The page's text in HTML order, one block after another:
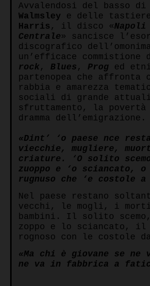
Avvalendosi del basso di
Walmsley e delle
Harris , il disco «Napoli
Centrale» sancisce
discografico
un’efficace commistione
rock , Blues , Prog ed
partenopea che affronta
rabbia e amarezza
sociali di grande
sfruttamento, la
dramma dell’emigrazione.
«Dint’ ‘o paese nce
viecchie, mugliere,
criature. ‘O solito
zuoppo e ‘o sciancato, o
rugnuso che ‘e costole a
Nel paese restano
vecchi, le mogli, i
bambini. Il solito
zoppo e lo sciancato, il
rognoso con le costole
«Ma chi è giovane se ne
ne va in fabbrica a